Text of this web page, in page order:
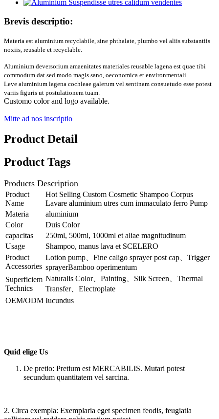
Brevis descriptio:
Materia est aluminium recyclabile, sine phthalate, plumbo vel aliis substantiis
noxiis, reusable et recyclable.
Aluminium deversorium amaenitates materiales reusable lagena est quae tibi
commodum dat sed modo magis sano, oeconomica et environmentali.
Leve aluminium lagena cochleae galerum vel sentinam consuetudo esse potest
variis figuris ut postulationem tuam.
Customo color and logo available.
Mitte ad nos inscriptio
Product Detail
Product Tags
Products Description
Product
Name
Hot Selling Custom Cosmetic Shampoo Corpus
Lavare aluminium utres cum immaculato ferro Pump
Materia
aluminium
Color
Duis Color
capacitas
250ml, 500ml, 1000ml et aliae magnitudinum
Usage
Shampoo, manus lava et SCELERO
Product
Accessories
Lotion pump、Fine caligo sprayer post cap、Trigger
sprayerBamboo operimentum
Superficiem
Technics
Naturalis Color、Painting、Silk Screen、Thermal
Transfer、Electroplate
OEM/ODM Iucundus
Quid elige Us
De pretio: Pretium est MERCABILIS. Mutari potest
secundum quantitatem vel sarcina.
2. Circa exempla: Exemplaria eget specimen feodis, feugiatla